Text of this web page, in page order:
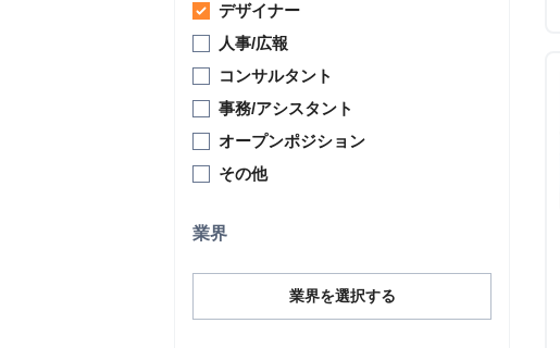
デザイナー
人事/広報
コンサルタント
事務/アシスタント
オープンポジション
その他
業界
業界を選択する